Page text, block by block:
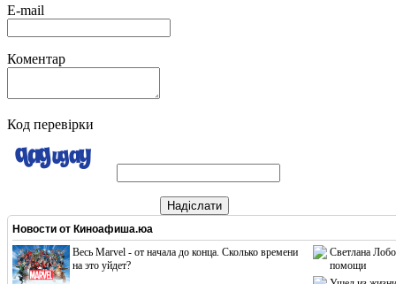
E-mail
Коментар
Код перевірки
Надіслати
Новости от Киноафиша.юа
Весь Marvel - от начала до конца. Сколько времени
на это уйдет?
Светлана
помощи